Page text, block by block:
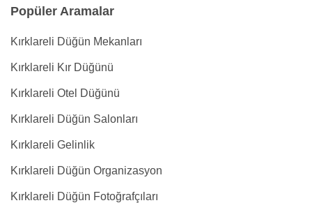
Popüler Aramalar
Kırklareli Düğün Mekanları
Kırklareli Kır Düğünü
Kırklareli Otel Düğünü
Kırklareli Düğün Salonları
Kırklareli Gelinlik
Kırklareli Düğün Organizasyon
Kırklareli Düğün Fotoğrafçıları